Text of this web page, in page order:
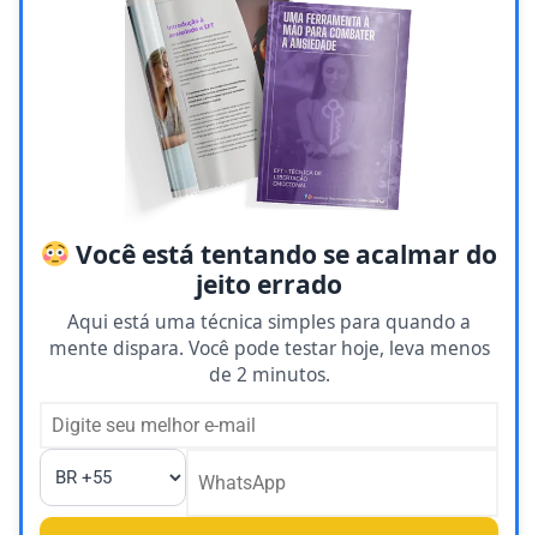
Você está tentando se acalmar do
jeito errado
Aqui está uma técnica simples para quando a
mente dispara. Você pode testar hoje, leva menos
de 2 minutos.